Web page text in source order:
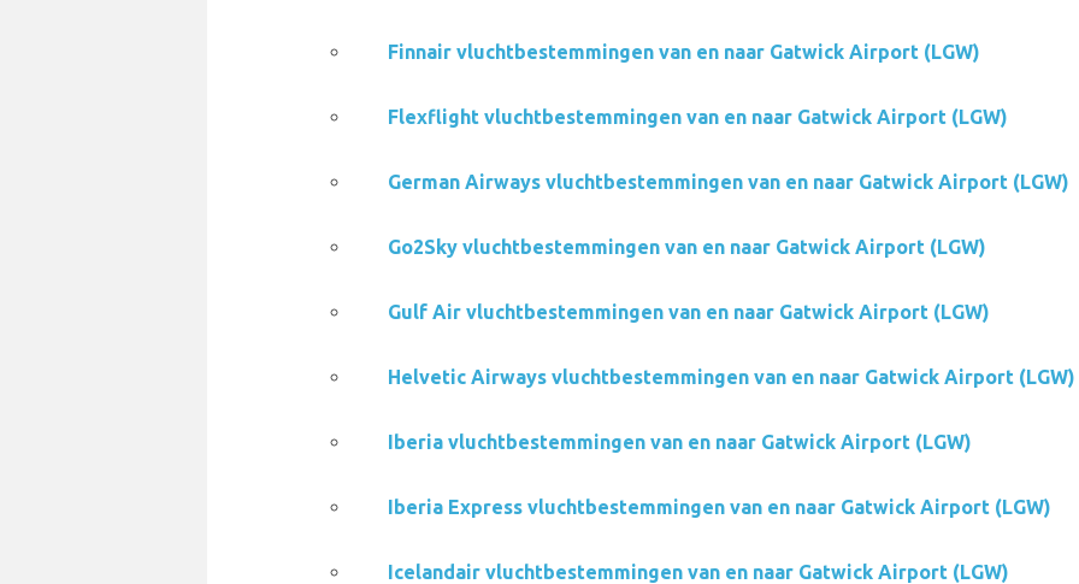
Finnair vluchtbestemmingen van en naar Gatwick Airport (LGW)
Flexflight vluchtbestemmingen van en naar Gatwick Airport (LGW)
German Airways vluchtbestemmingen van en naar Gatwick Airport (LGW)
Go2Sky vluchtbestemmingen van en naar Gatwick Airport (LGW)
Gulf Air vluchtbestemmingen van en naar Gatwick Airport (LGW)
Helvetic Airways vluchtbestemmingen van en naar Gatwick Airport (LGW)
Iberia vluchtbestemmingen van en naar Gatwick Airport (LGW)
Iberia Express vluchtbestemmingen van en naar Gatwick Airport (LGW)
Icelandair vluchtbestemmingen van en naar Gatwick Airport (LGW)